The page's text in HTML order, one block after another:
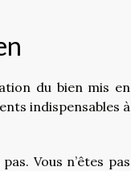
du bien mis en
indispensables à
Vous n’êtes pas